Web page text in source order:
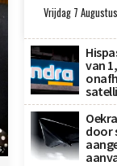
Vrijdag 7
van
door